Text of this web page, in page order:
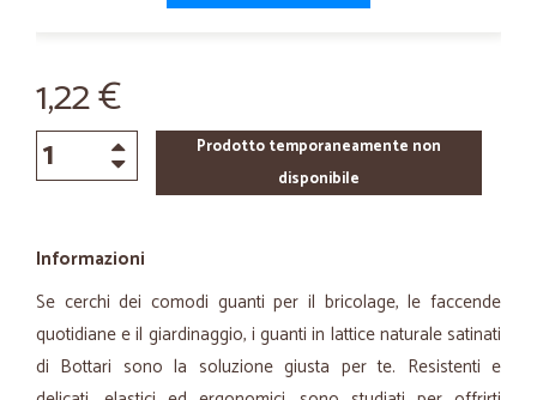
1,22 €
Prodotto temporaneamente non
disponibile
Informazioni
Se cerchi dei comodi guanti per il bricolage, le faccende
quotidiane e il giardinaggio, i guanti in lattice naturale satinati
di Bottari sono la soluzione giusta per te. Resistenti e